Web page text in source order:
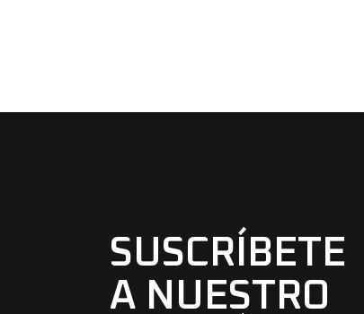
SUSCRÍBETE
A NUESTRO